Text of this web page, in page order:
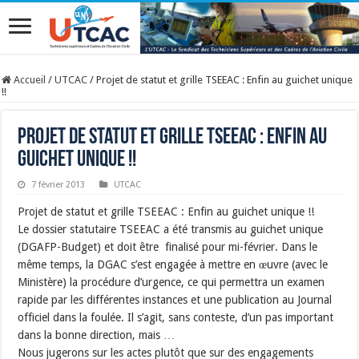
Accueil / UTCAC / Projet de statut et grille TSEEAC : Enfin au guichet unique
!!
Projet de statut et grille TSEEAC : Enfin au
guichet unique !!
7 février 2013 UTCAC
Projet de statut et grille TSEEAC : Enfin au guichet unique !!
Le dossier statutaire TSEEAC a été transmis au guichet unique
(DGAFP-Budget) et doit être finalisé pour mi-février. Dans le
même temps, la DGAC s’est engagée à mettre en œuvre (avec le
Ministère) la procédure d’urgence, ce qui permettra un examen
rapide par les différentes instances et une publication au Journal
officiel dans la foulée. Il s’agit, sans conteste, d’un pas important
dans la bonne direction, mais …
Nous jugerons sur les actes plutôt que sur des engagements